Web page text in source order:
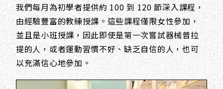
我們每月為初學者提供約 100 到 120 節深入課程，
由經驗豐富的教練授課。這些課程僅限女性參加，
並且是小班授課，因此即使是第一次嘗試器械普拉
提的人，或者運動習慣不好、缺乏自信的人，也可
以充滿信心地參加。